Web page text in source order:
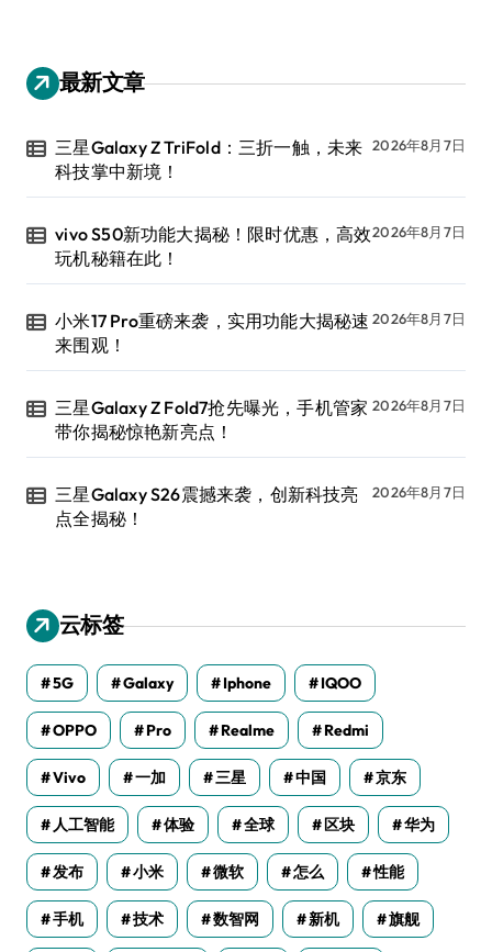
最新文章
三星Galaxy Z TriFold：三折一触，未来
科技掌中新境！
2026年8月7日
vivo S50新功能大揭秘！限时优惠，高效
玩机秘籍在此！
2026年8月7日
小米17 Pro重磅来袭，实用功能大揭秘速
来围观！
2026年8月7日
三星Galaxy Z Fold7抢先曝光，手机管家
带你揭秘惊艳新亮点！
2026年8月7日
三星Galaxy S26震撼来袭，创新科技亮
点全揭秘！
2026年8月7日
云标签
5G Galaxy Iphone IQOO
OPPO Pro Realme Redmi
Vivo 一加 三星 中国 京东
人工智能 体验 全球 区块 华为
发布 小米 微软 怎么 性能
手机 技术 数智网 新机 旗舰